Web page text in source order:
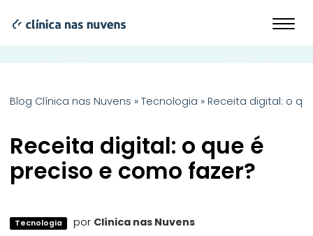
Blog Clínica nas Nuvens »Tecnologia » Receita digital: o
Receita digital: o que é
preciso e como fazer?
Tecnologia por Clínica nas Nuvens